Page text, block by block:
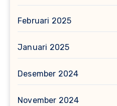
Februari 2025
Januari 2025
Desember 2024
November 2024